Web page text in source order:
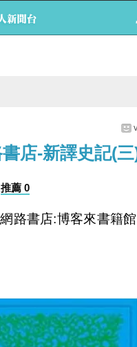
店-新譯史記(
推薦 0
路書店:博客來書籍